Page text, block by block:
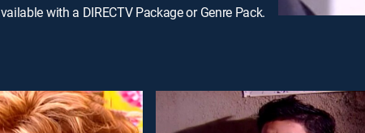
with a DIRECTV Package or Genre Pack.